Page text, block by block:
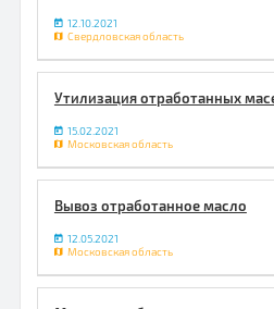
12.10.2021
Свердловская область
Утилизация отработанных
15.02.2021
Московская область
Вывоз отработанное масло
12.05.2021
Московская область